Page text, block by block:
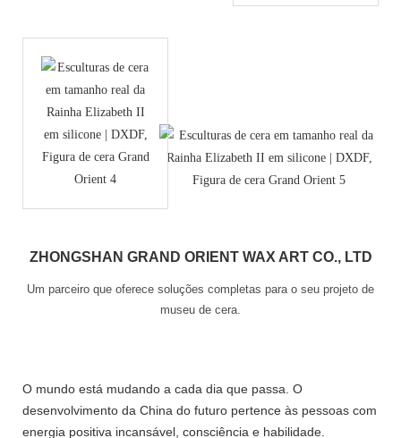
ZHONGSHAN GRAND ORIENT WAX ART CO., LTD
Um parceiro que oferece soluções completas para o seu projeto de
museu de cera.
O mundo está mudando a cada dia que passa. O
desenvolvimento da China do futuro pertence às pessoas com
energia positiva incansável, consciência e habilidade.